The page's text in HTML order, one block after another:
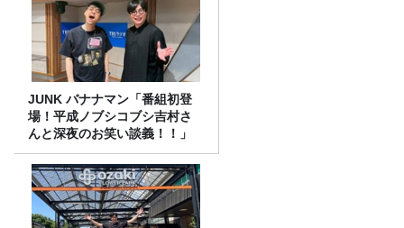
JUNK バナナマン「番組初登
場！平成ノブシコブシ吉村さ
んと深夜のお笑い談義！！」